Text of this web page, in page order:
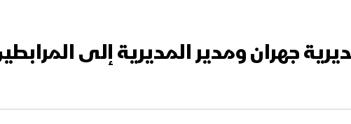
جهران ومدير المديرية إلى